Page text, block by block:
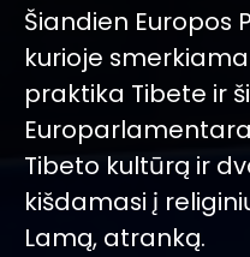
Šiandien Europos
kurioje
praktika Tibete ir
Tibeto kultūrą ir
kišdamasi į
Lamą, atranką.